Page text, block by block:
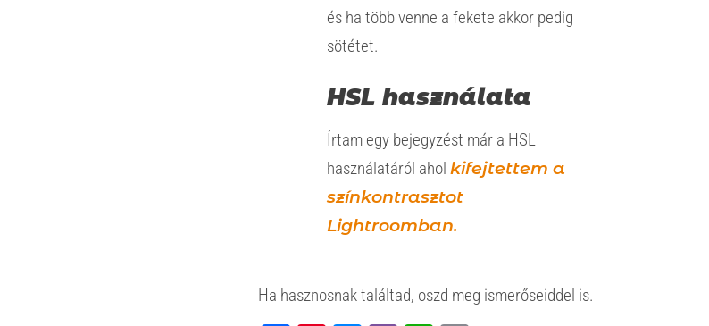
és ha több venne a fekete akkor pedig
sötétet.
HSL használata
Írtam egy bejegyzést már a HSL
használatáról ahol kifejtettem a
színkontrasztot
Lightroomban.
Ha hasznosnak találtad, oszd meg ismerőseiddel is.